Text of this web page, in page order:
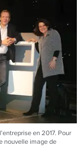
en 2017. Pour
nouvelle image de